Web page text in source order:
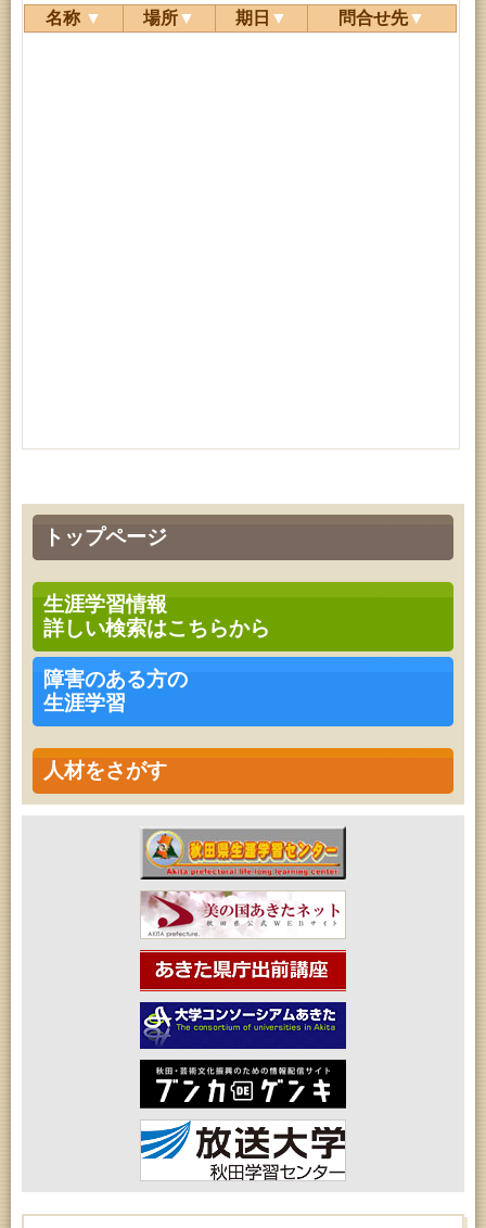
トップページ
生涯学習情報
詳しい検索はこちらから
障害のある方の
生涯学習
人材をさがす
名称 ▼ 場所▼ 期日 ▼ 問合せ先▼